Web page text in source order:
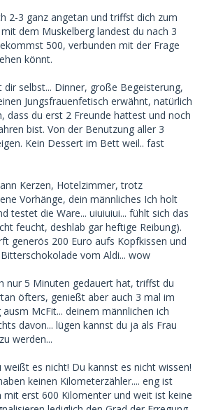
2-3 ganz angetan und triffst dich zum
dem Muskelberg landest du nach 3
500, verbunden mit der Frage
könnt.
selbst... Dinner, große Begeisterung,
Jungsfrauenfetisch erwähnt, natürlich
dass du erst 2 Freunde hattest und noch
bist. Von der Benutzung aller 3
Kein Dessert im Bett weil.. fast
Kerzen, Hotelzimmer, trotz
Vorhänge, dein männliches Ich holt
testet die Ware... uiuiuiui... fühlt sich das
feucht, deshlab gar heftige Reibung).
generös 200 Euro aufs Kopfkissen und
vom Aldi... wow
nur 5 Minuten gedauert hat, triffst du
öfters, genießt aber auch 3 mal im
McFit... deinem männlichen ich
davon... lügen kannst du ja als Frau
werden...
es nicht! Du kannst es nicht wissen!
keinen Kilometerzähler.... eng ist
erst 600 Kilomenter und weit ist keine